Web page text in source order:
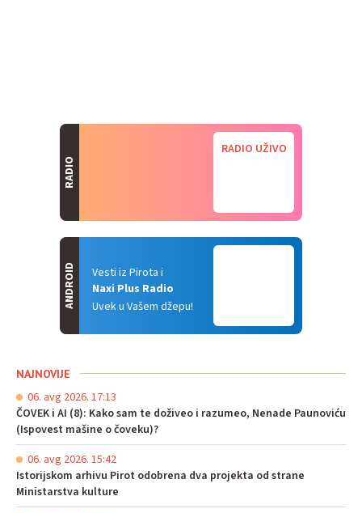
RADIO
RADIO UŽIVO
Vesti iz Pirota i
Naxi Plus Radio
Uvek u Vašem džepu!
ANDROID
NAJNOVIJE
06. avg 2026. 17:13
ČOVEK i AI (8): Kako sam te doživeo i razumeo, Nenade Paunoviću
(Ispovest mašine o čoveku)?
06. avg 2026. 15:42
Istorijskom arhivu Pirot odobrena dva projekta od strane
Ministarstva kulture